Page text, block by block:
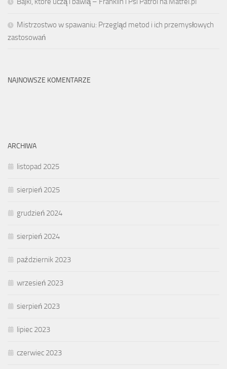
Mistrzostwo w spawaniu: Przegląd metod i ich przemysłowych
zastosowań
NAJNOWSZE KOMENTARZE
ARCHIWA
listopad 2025
sierpień 2025
grudzień 2024
sierpień 2024
październik 2023
wrzesień 2023
sierpień 2023
lipiec 2023
czerwiec 2023